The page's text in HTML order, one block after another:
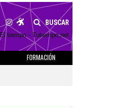
BUSCAR
El tiempo - Tutiempo.net
FORMACIÓN